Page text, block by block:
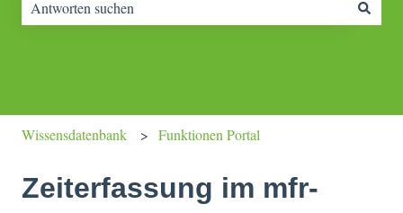
Wissensdatenbank Funktionen Portal
Zeiterfassung im mfr-